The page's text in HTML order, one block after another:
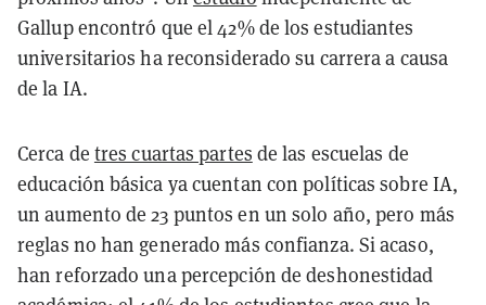
Gallup encontró que el 42% de los estudiantes
universitarios ha reconsiderado su carrera a causa
de la IA.
Cerca de tres cuartas partes de las escuelas de
educación básica ya cuentan con políticas sobre IA,
un aumento de 23 puntos en un solo año, pero más
reglas no han generado más confianza. Si acaso,
han reforzado una percepción de deshonestidad